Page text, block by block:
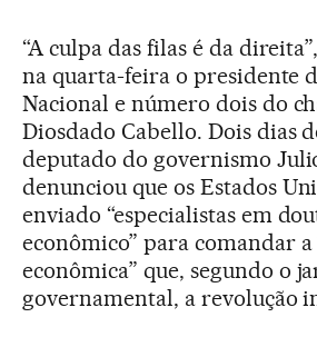
“A culpa das filas é da
na quarta-feira o presidente
Nacional e número dois do
Diosdado Cabello. Dois dias
deputado do governismo
denunciou que os Estados
enviado “especialistas em
econômico” para comandar a
econômica” que, segundo o
governamental, a revolução